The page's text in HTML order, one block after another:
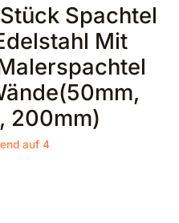
Spachtel
Mit
200mm)
auf 4